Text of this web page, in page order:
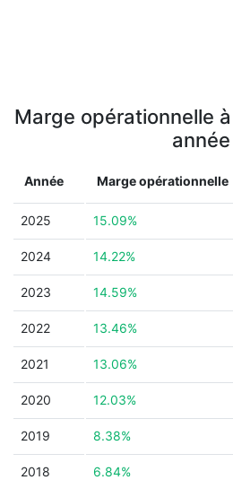
Marge opérationnelle
année
Année Marge opérationnelle
2025 15.09%
2024 14.22%
2023 14.59%
2022 13.46%
2021 13.06%
2020 12.03%
2019 8.38%
2018 6.84%